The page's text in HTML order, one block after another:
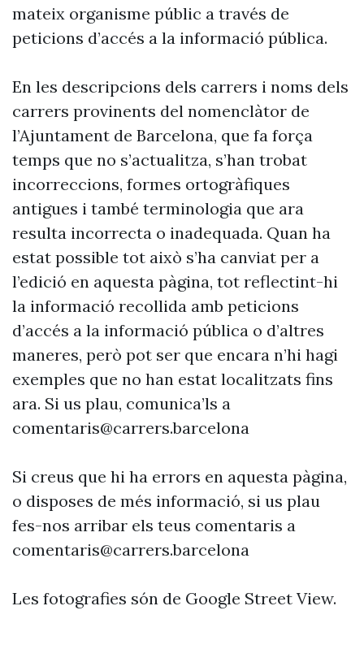
mateix organisme públic a través de
peticions d’accés a la informació pública.
En les descripcions dels carrers i noms dels
carrers provinents del nomenclàtor de
l’Ajuntament de Barcelona, que fa força
temps que no s’actualitza, s’han trobat
incorreccions, formes ortogràfiques
antigues i també terminologia que ara
resulta incorrecta o inadequada. Quan ha
estat possible tot això s’ha canviat per a
l’edició en aquesta pàgina, tot reflectint-hi
la informació recollida amb peticions
d’accés a la informació pública o d’altres
maneres, però pot ser que encara n’hi hagi
exemples que no han estat localitzats fins
ara. Si us plau, comunica’ls a
comentaris@carrers.barcelona
Si creus que hi ha errors en aquesta pàgina,
o disposes de més informació, si us plau
fes-nos arribar els teus comentaris a
comentaris@carrers.barcelona
Les fotografies són de Google Street View.